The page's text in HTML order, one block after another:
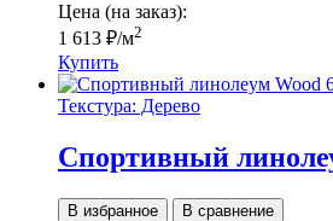
Цена (на заказ):
1 613 ₽/м2
Купить
Текстура: Дерево
Спортивный
В избранное В сравнение